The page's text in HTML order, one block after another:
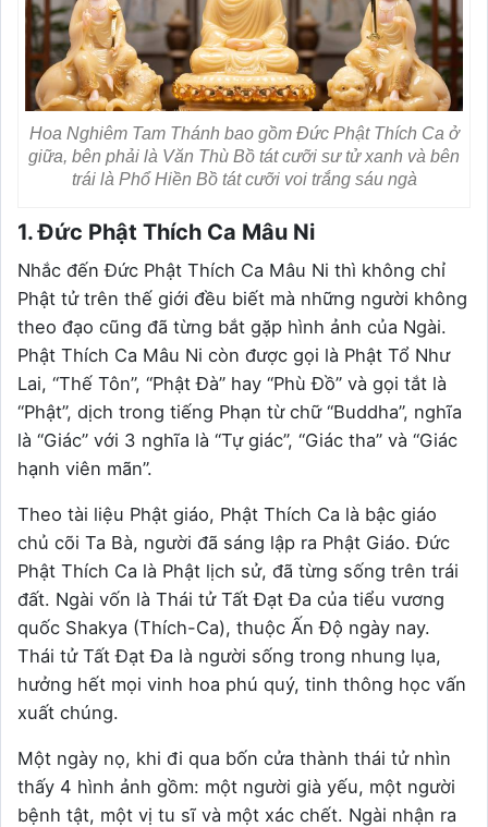
Hoa Nghiêm Tam Thánh bao gồm Đức Phật Thích Ca ở
giữa, bên phải là Văn Thù Bồ tát cưỡi sư tử xanh và bên
trái là Phổ Hiền Bồ tát cưỡi voi trắng sáu ngà
1. Đức Phật Thích Ca Mâu Ni
Nhắc đến Đức Phật Thích Ca Mâu Ni thì không chỉ
Phật tử trên thế giới đều biết mà những người không
theo đạo cũng đã từng bắt gặp hình ảnh của Ngài.
Phật Thích Ca Mâu Ni còn được gọi là Phật Tổ Như
Lai, “Thế Tôn”, “Phật Đà” hay “Phù Đồ” và gọi tắt là
“Phật”, dịch trong tiếng Phạn từ chữ “Buddha”, nghĩa
là “Giác” với 3 nghĩa là “Tự giác”, “Giác tha” và “Giác
hạnh viên mãn”.
Theo tài liệu Phật giáo, Phật Thích Ca là bậc giáo
chủ cõi Ta Bà, người đã sáng lập ra Phật Giáo. Đức
Phật Thích Ca là Phật lịch sử, đã từng sống trên trái
đất. Ngài vốn là Thái tử Tất Đạt Đa của tiểu vương
quốc Shakya (Thích-Ca), thuộc Ấn Độ ngày nay.
Thái tử Tất Đạt Đa là người sống trong nhung lụa,
hưởng hết mọi vinh hoa phú quý, tinh thông học vấn
xuất chúng.
Một ngày nọ, khi đi qua bốn cửa thành thái tử nhìn
thấy 4 hình ảnh gồm: một người già yếu, một người
bệnh tật, một vị tu sĩ và một xác chết. Ngài nhận ra